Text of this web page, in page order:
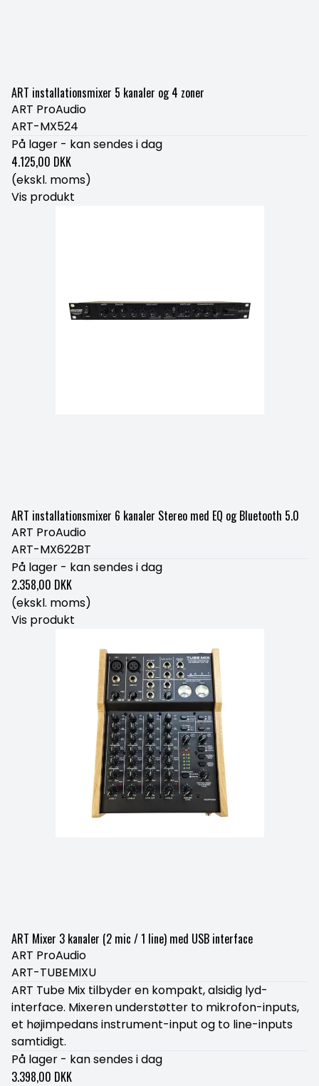
ART installationsmixer 5 kanaler og 4 zoner
ART ProAudio
ART-MX524
På lager - kan sendes i dag
4.125,00 DKK
(ekskl. moms)
Vis produkt
ART installationsmixer 6 kanaler Stereo med EQ og Bluetooth 5.0
ART ProAudio
ART-MX622BT
På lager - kan sendes i dag
2.358,00 DKK
(ekskl. moms)
Vis produkt
ART Mixer 3 kanaler (2 mic / 1 line) med USB interface
ART ProAudio
ART-TUBEMIXU
ART Tube Mix tilbyder en kompakt, alsidig lyd-
interface. Mixeren understøtter to mikrofon-inputs,
et højimpedans instrument-input og to line-inputs
samtidigt.
På lager - kan sendes i dag
3.398,00 DKK